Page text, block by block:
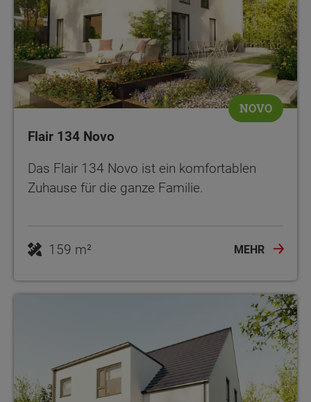
NOVO
Flair 134 Novo
Das Flair 134 Novo ist ein komfortablen
Zuhause für die ganze Familie.
159 m² MEHR